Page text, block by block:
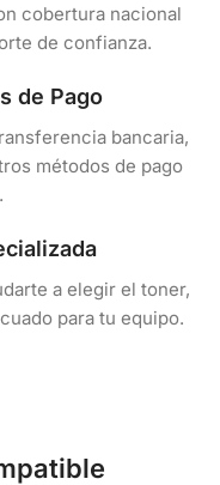
cobertura nacional
de confianza.
de Pago
bancaria,
métodos de pago
a elegir el toner,
para tu equipo.